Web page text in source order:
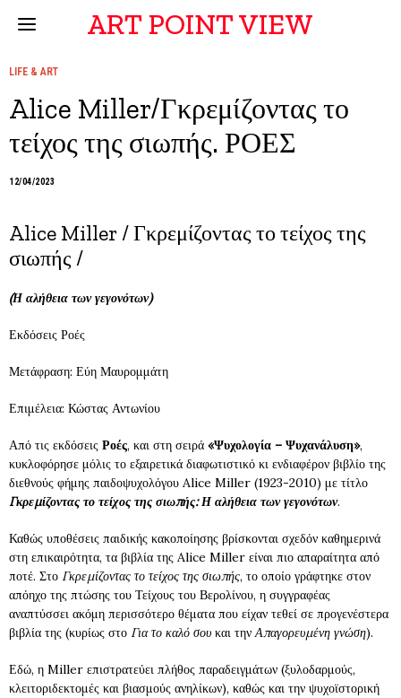
ART POINT VIEW
LIFE & ART
Alice Miller/Γκρεμίζοντας το
τείχος της σιωπής. ΡΟΕΣ
12/04/2023
Alice Miller / Γκρεμίζοντας το τείχος της
σιωπής /
(Η αλήθεια των γεγονότων)
Εκδόσεις Ροές
Μετάφραση: Εύη Μαυρομμάτη
Επιμέλεια: Κώστας Αντωνίου
Από τις εκδόσεις Ροές, και στη σειρά «Ψυχολογία – Ψυχανάλυση»,
κυκλοφόρησε μόλις το εξαιρετικά διαφωτιστικό κι ενδιαφέρον βιβλίο της
διεθνούς φήμης παιδοψυχολόγου Alice Miller (1923-2010) με τίτλο
Γκρεμίζοντας το τείχος της σιωπής: Η αλήθεια των γεγονότων.
Καθώς υποθέσεις παιδικής κακοποίησης βρίσκονται σχεδόν καθημερινά
στη επικαιρότητα, τα βιβλία της Alice Miller είναι πιο απαραίτητα από
ποτέ. Στο Γκρεμίζοντας το τείχος της σιωπής, το οποίο γράφτηκε στον
απόηχο της πτώσης του Τείχους του Βερολίνου, η συγγραφέας
αναπτύσσει ακόμη περισσότερο θέματα που είχαν τεθεί σε προγενέστερα
βιβλία της (κυρίως στο Για το καλό σου και τηνΑπαγορευμένη γνώση).
Εδώ, η Miller επιστρατεύει πλήθος παραδειγμάτων (ξυλοδαρμούς,
κλειτοριδεκτομές και βιασμούς ανηλίκων), καθώς και την ψυχοϊστορική